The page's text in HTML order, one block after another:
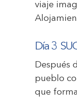
viaje
Día 3
Después
pueblo
que